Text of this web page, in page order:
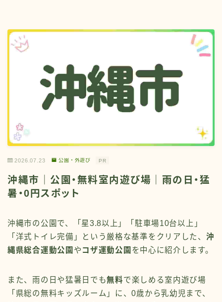
2026.07.23 公園・外遊び PR
沖縄市｜公園・無料室内遊び場｜雨の日・猛
暑・0円スポット
沖縄市の公園で、「星3.8以上」「駐車場10台以上」
「洋式トイレ完備」という厳格な基準をクリアした、 沖
縄県総合運動公園 や コザ運動公園 を中心に紹介します。
また、雨の日や猛暑日でも無料で楽しめる室内遊び場
「県総の無料キッズルーム」に、0歳から乳幼児まで、